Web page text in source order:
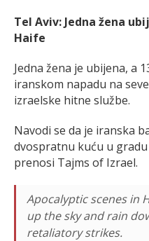
Tel Aviv: Jedna žena
Haife
Jedna žena je ubijena, a
iranskom napadu na
izraelske hitne službe.
Navodi se da je iranska
dvospratnu kuću u
prenosi Tajms of Izrael.
Apocalyptic scenes in
up the sky and rain
retaliatory strikes.